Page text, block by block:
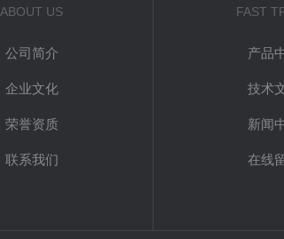
ABOUT US
公司简介
企业文化
荣誉资质
联系我们
FAST
产品
技术
新闻
在线